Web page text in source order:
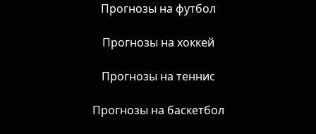
Прогнозы на футбол
Прогнозы на хоккей
Прогнозы на теннис
Прогнозы на баскетбол